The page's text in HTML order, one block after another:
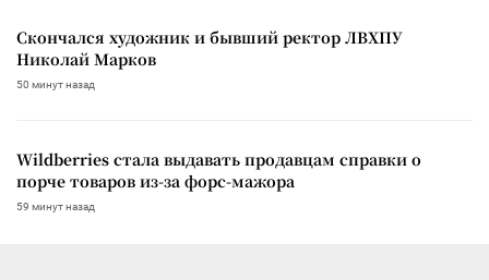
Скончался художник и бывший ректор ЛВХПУ
Николай Марков
50 минут назад
Wildberries стала выдавать продавцам справки о
порче товаров из-за форс-мажора
59 минут назад